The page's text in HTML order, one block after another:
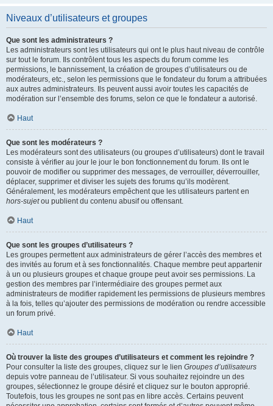
Niveaux d’utilisateurs et groupes
Que sont les administrateurs ?
Les administrateurs sont les utilisateurs qui ont le plus haut niveau de contrôle
sur tout le forum. Ils contrôlent tous les aspects du forum comme les
permissions, le bannissement, la création de groupes d’utilisateurs ou de
modérateurs, etc., selon les permissions que le fondateur du forum a attribuées
aux autres administrateurs. Ils peuvent aussi avoir toutes les capacités de
modération sur l’ensemble des forums, selon ce que le fondateur a autorisé.
Haut
Que sont les modérateurs ?
Les modérateurs sont des utilisateurs (ou groupes d’utilisateurs) dont le travail
consiste à vérifier au jour le jour le bon fonctionnement du forum. Ils ont le
pouvoir de modifier ou supprimer des messages, de verrouiller, déverrouiller,
déplacer, supprimer et diviser les sujets des forums qu’ils modèrent.
Généralement, les modérateurs empêchent que les utilisateurs partent en
hors-sujetou publient du contenu abusif ou offensant.
Haut
Que sont les groupes d’utilisateurs ?
Les groupes permettent aux administrateurs de gérer l’accès des membres et
des invités au forum et à ses fonctionnalités. Chaque membre peut appartenir
à un ou plusieurs groupes et chaque groupe peut avoir ses permissions. La
gestion des membres par l’intermédiaire des groupes permet aux
administrateurs de modifier rapidement les permissions de plusieurs membres
à la fois, telles qu’ajouter des permissions de modération ou rendre accessible
un forum privé.
Haut
Où trouver la liste des groupes d’utilisateurs et comment les rejoindre ?
Pour consulter la liste des groupes, cliquez sur le lien Groupes d’utilisateurs
depuis votre panneau de l’utilisateur. Si vous souhaitez rejoindre un des
groupes, sélectionnez le groupe désiré et cliquez sur le bouton approprié.
Toutefois, tous les groupes ne sont pas en libre accès. Certains peuvent